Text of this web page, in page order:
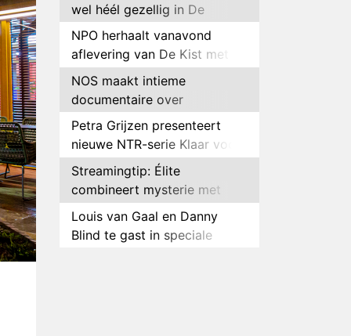
wel héél gezellig in De
Bondgenoten
NPO herhaalt vanavond
aflevering van De Kist met
Peter Faber
NOS maakt intieme
documentaire over
hockeyster Yibbi Jansen
Petra Grijzen presenteert
nieuwe NTR-serie Klaar voor
de oorlog
Streamingtip: Élite
combineert mysterie met
romantie
Louis van Gaal en Danny
Blind te gast in speciale